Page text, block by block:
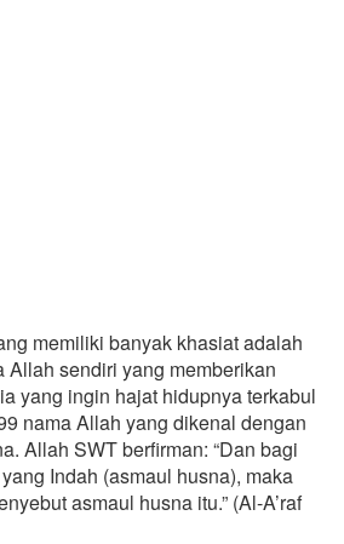
memiliki banyak khasiat adalah
Allah sendiri yang memberikan
yang ingin hajat hidupnya terkabul
nama Allah yang dikenal dengan
Allah SWT berfirman: “Dan bagi
Indah (asmaul husna), maka
asmaul husna itu.” (Al-A’raf